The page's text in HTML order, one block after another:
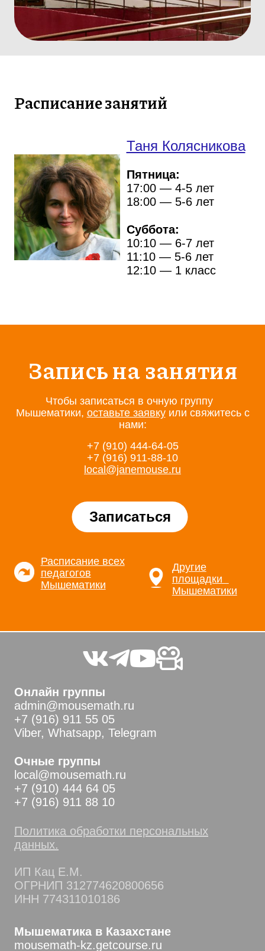
Расписание занятий
Таня Колясникова
Пятница:
17:00— 4-5 лет
18:00— 5-6 лет
Суббота:
10:10— 6-7 лет
11:10— 5-6 лет
12:10— 1 класс
Запись на занятия
Чтобы записаться в очную группу
Мышематики, оставьте заявкуили свяжитесь с
нами:
+7 (910) 444-64-05
+7 (916) 911-88-10
local@janemouse.ru
Записаться
Расписание всех
педагогов
Мышематики
Другие
площадки
Мышематики
Онлайн группы
admin@mousemath.ru
+7 (916) 911 55 05
Viber, Whatsapp, Telegram
Очные группы
local@mousemath.ru
+7 (910) 444 64 05
+7 (916) 911 88 10
Политика обработки персональных
данных.
ИП Кац Е.М.
ОГРНИП 312774620800656
ИНН 774311010186
Мышематика в Казахстане
mousemath-kz.getcourse.ru